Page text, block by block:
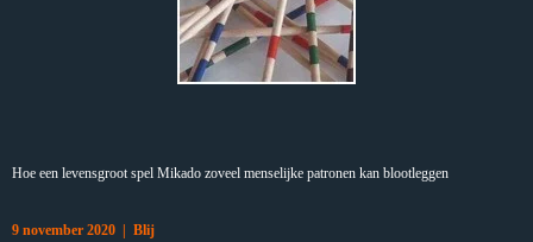
Hoe een levensgroot spel Mikado zoveel menselijke patronen kan blootleggen
9 november 2020 | Blij